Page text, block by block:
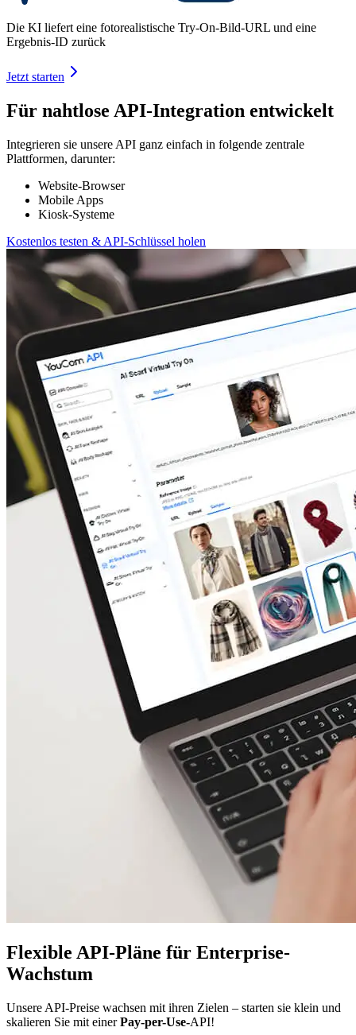
Die KI liefert eine fotorealistische Try-On-Bild-URL und eine
Ergebnis-ID zurück
Jetzt starten
Für nahtlose API-Integration entwickelt
Integrieren sie unsere API ganz einfach in folgende zentrale
Plattformen, darunter:
Website-Browser
Mobile Apps
Kiosk-Systeme
Kostenlos testen & API-Schlüssel holen
Flexible API-Pläne für Enterprise-
Wachstum
Unsere API-Preise wachsen mit ihren Zielen – starten sie klein und
skalieren Sie mit einerPay-per-Use-API!